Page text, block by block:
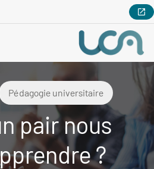
Pédagogie universitaire
pair nous
?